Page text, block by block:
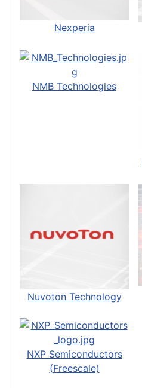
Nexperia
NMB Technologies
Nuvoton Technology
NXP Semiconductors
(Freescale)